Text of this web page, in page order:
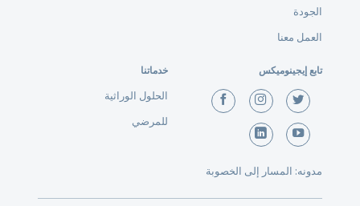
الجودة
العمل معنا
خدماتنا
الحلول الوراثية
للمرضي
تابع إيجينوميكس
مدونه: المسار إلى الخصوبة